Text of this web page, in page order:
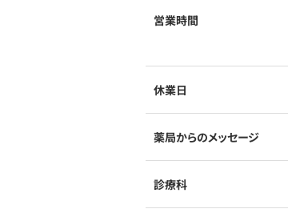
営業時間
休業日
薬局からのメッセージ
診療科